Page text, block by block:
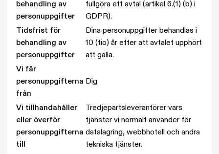
behandling av
personuppgifter
fullgöra ett avtal (artikel 6.(1) (b) i
GDPR).
Tidsfrist för
behandling av
personuppgifter
Dina personuppgifter behandlas i
10 (tio) år efter att avtalet upphört
att gälla.
Vi får
personuppgifterna
från
Dig
Vi tillhandahåller
eller överför
personuppgifterna
till
Tredjepartsleverantörer vars
tjänster vi normalt använder för
datalagring, webbhotell och andra
tekniska tjänster.